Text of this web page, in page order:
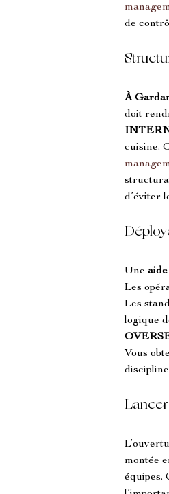
de
À
doit
cuisine.
d’éviter
Une
Les
Les
logique
Vous
montée
équipes.